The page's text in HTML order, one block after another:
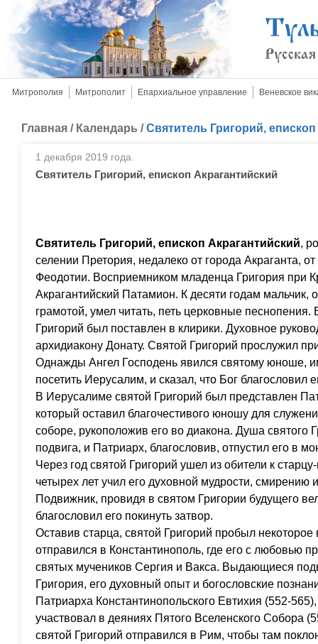
Митрополия Митрополит Епархиальное управление Веневское
Главная / Календарь /Святитель Григорий,
1 декабря 2019 года.
Святитель Григорий, епископ Акрагантийский
Святитель Григорий, епископ Акрагантийский,
селении Претория, недалеко от города Акраганта,
Феодотии. Восприемником младенца Григория при
Акрагантийский Патамион. К десяти годам мальчик,
грамотой, умел читать, петь церковные песнопения.
Григорий был поставлен в клирики. Духовное
архидиакону Донату. Святой Григорий прослужил
Однажды Ангел Господень явился святому юноше,
посетить Иерусалим, и сказал, что Бог благословил
В Иерусалиме святой Григорий был представлен
который оставил благочестивого юношу для
соборе, рукоположив его во диакона. Душа святого
подвига, и Патриарх, благословив, отпустил его в
Через год святой Григорий ушел из обители к
четырех лет учил его духовной мудрости, смирению
Подвижник, провидя в святом Григории будущего
благословил его покинуть затвор.
Оставив старца, святой Григорий пробыл
отправился в Константинополь, где его с любовью
святых мучеников Сергия и Вакса. Выдающиеся
Григория, его духовный опыт и богословские
Патриарха Константинопольского Евтихия (552-
участвовал в деяниях Пятого Вселенского Собора
святой Григорий отправился в Рим, чтобы там